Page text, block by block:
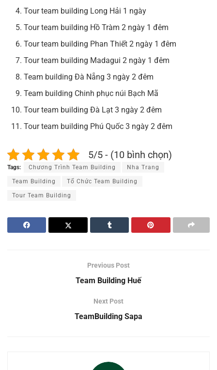
Tour team building Long Hải 1 ngày
Tour team building Hồ Tràm 2 ngày 1 đêm
Tour team building Phan Thiết 2 ngày 1 đêm
Tour team building Madagui 2 ngày 1 đêm
Team building Đà Nẵng 3 ngày 2 đêm
Team building Chinh phục núi Bạch Mã
Tour team building Đà Lạt 3 ngày 2 đêm
Tour team building Phú Quốc 3 ngày 2 đêm
5/5 - (10 bình chọn)
Tags: Chương Trình Team Building Nha Trang
Team Building Tổ Chức Team Building
Tour Team Building
Previous Post
Team Building Huế
Next Post
TeamBuilding Sapa